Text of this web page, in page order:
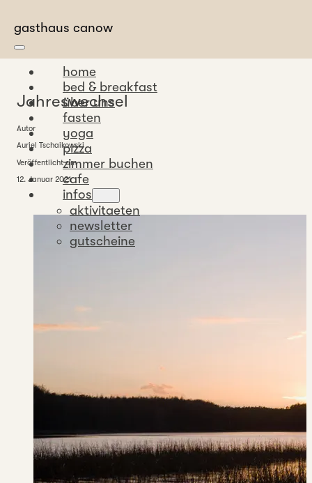
gasthaus canow
home
bed & breakfast
über uns
fasten
yoga
pizza
zimmer buchen
cafe
infos
aktivitaeten
newsletter
gutscheine
Jahreswechsel
Autor
Auriel Tschaikowski
Veröffentlicht am
12. Januar 2021